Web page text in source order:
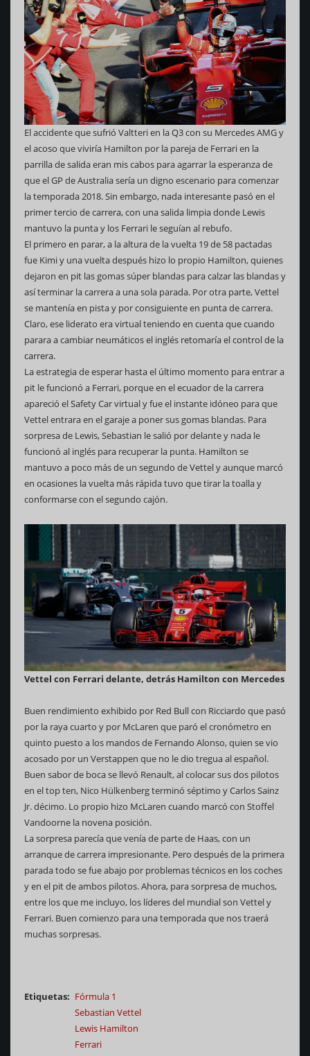
El accidente que sufrió Valtteri en la Q3 con su Mercedes AMG y
el acoso que viviría Hamilton por la pareja de Ferrari en la
parrilla de salida eran mis cabos para agarrar la esperanza de
que el GP de Australia sería un digno escenario para comenzar
la temporada 2018. Sin embargo, nada interesante pasó en el
primer tercio de carrera, con una salida limpia donde Lewis
mantuvo la punta y los Ferrari le seguían al rebufo.
El primero en parar, a la altura de la vuelta 19 de 58 pactadas
fue Kimi y una vuelta después hizo lo propio Hamilton, quienes
dejaron en pit las gomas súper blandas para calzar las blandas y
así terminar la carrera a una sola parada. Por otra parte, Vettel
se mantenía en pista y por consiguiente en punta de carrera.
Claro, ese liderato era virtual teniendo en cuenta que cuando
parara a cambiar neumáticos el inglés retomaría el control de la
carrera.
La estrategia de esperar hasta el último momento para entrar a
pit le funcionó a Ferrari, porque en el ecuador de la carrera
apareció el Safety Car virtual y fue el instante idóneo para que
Vettel entrara en el garaje a poner sus gomas blandas. Para
sorpresa de Lewis, Sebastian le salió por delante y nada le
funcionó al inglés para recuperar la punta. Hamilton se
mantuvo a poco más de un segundo de Vettel y aunque marcó
en ocasiones la vuelta más rápida tuvo que tirar la toalla y
conformarse con el segundo cajón.
Vettel con Ferrari delante, detrás Hamilton con Mercedes
Buen rendimiento exhibido por Red Bull con Ricciardo que pasó
por la raya cuarto y por McLaren que paró el cronómetro en
quinto puesto a los mandos de Fernando Alonso, quien se vio
acosado por un Verstappen que no le dio tregua al español.
Buen sabor de boca se llevó Renault, al colocar sus dos pilotos
en el top ten, Nico Hülkenberg terminó séptimo y Carlos Sainz
Jr. décimo. Lo propio hizo McLaren cuando marcó con Stoffel
Vandoorne la novena posición.
La sorpresa parecía que venía de parte de Haas, con un
arranque de carrera impresionante. Pero después de la primera
parada todo se fue abajo por problemas técnicos en los coches
y en el pit de ambos pilotos. Ahora, para sorpresa de muchos,
entre los que me incluyo, los líderes del mundial son Vettel y
Ferrari. Buen comienzo para una temporada que nos traerá
muchas sorpresas.
Etiquetas
Fórmula 1
Sebastian Vettel
Lewis Hamilton
Ferrari